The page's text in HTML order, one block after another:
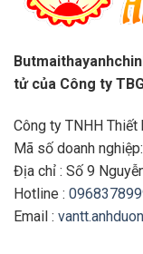
tử của Công ty
Công ty TNHH
Mã số doanh nghiệp:
Địa chỉ : Số 9
Hotline :
Email :